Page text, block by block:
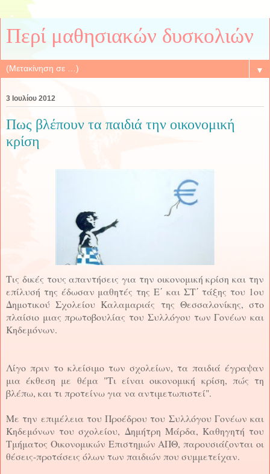
Περί μαθησιακών δυσκολιών
▼
3 Ιουλίου 2012
Πως βλέπουν τα παιδιά την οικονομική
κρίση
Τις δικές τους απαντήσεις για την οικονομική κρίση και την
επίλυσή της έδωσαν μαθητές της Ε΄ και ΣΤ΄ τάξης του 1ου
Δημοτικού Σχολείου Καλαμαριάς της Θεσσαλονίκης, στο
πλαίσιο μιας πρωτοβουλίας του Συλλόγου των Γονέων και
Κηδεμόνων.
Λίγο πριν το κλείσιμο των σχολείων, τα παιδιά έγραψαν
μια έκθεση με θέμα "Τι είναι οικονομική κρίση, πώς τη
βλέπω, και τι προτείνω για να αντιμετωπιστεί".
Με την επιμέλεια του Προέδρου του Συλλόγου Γονέων και
Κηδεμόνων του σχολείου, Δημήτρη Μάρδα, Καθηγητή του
Τμήματος Οικονομικών Επιστημών ΑΠΘ, παρουσιάζονται οι
θέσεις-προτάσεις όλων των παιδιών που συμμετείχαν.